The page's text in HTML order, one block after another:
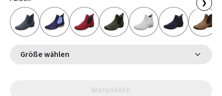
❯
Größe wählen
Warenkorb